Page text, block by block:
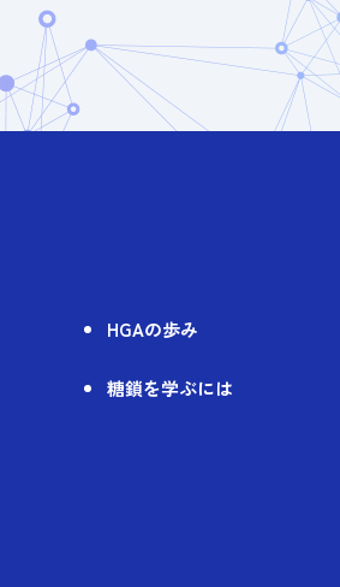
HGAの歩み
糖鎖を学ぶには